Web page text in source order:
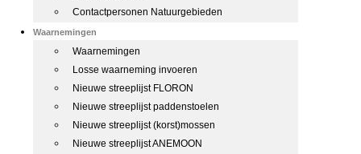
Contactpersonen Natuurgebieden
Waarnemingen
Waarnemingen
Losse waarneming invoeren
Nieuwe streeplijst FLORON
Nieuwe streeplijst paddenstoelen
Nieuwe streeplijst (korst)mossen
Nieuwe streeplijst ANEMOON